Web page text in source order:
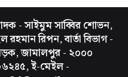
- সাইমুম সাব্বির শোভন,
রিপন, বার্তা বিভাগ -
জামালপুর - ২০০০
ই-মেইল -